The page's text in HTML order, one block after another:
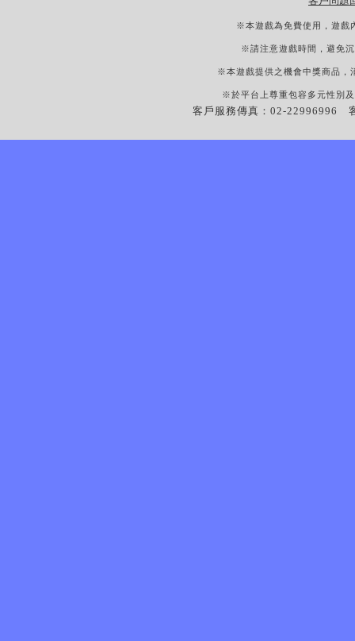
※本遊戲為免費使用，遊戲
※請注意遊戲時間，避免
※本遊戲提供之機會中獎商品，
※於平台上尊重包容多元性別
客戶服務傳真：02-22996996